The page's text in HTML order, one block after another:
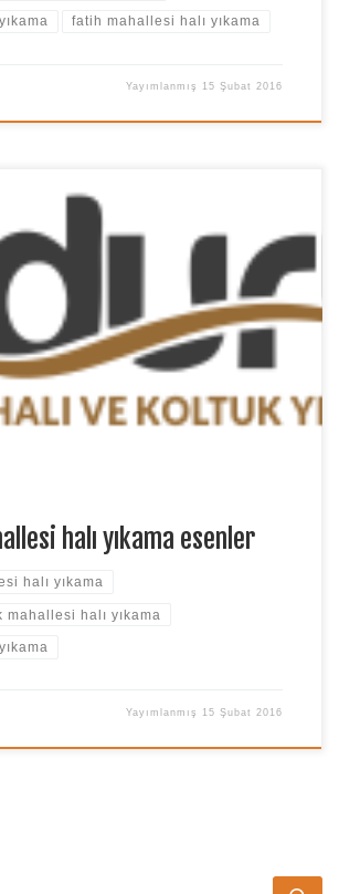
fatih mahallesi halı yıkama
Yayımlanmış 15 Şubat 2016
Birlik mahallesi halı yıkama Esenler halı
mahallesi halı yıkama. Merhaba sevgili
sakinleri Duru halı yıkama Birlik
sayfamıza hoş geldiniz. Esenler halı
halı yıkama firması birlik mahallesi ve
siz değerli müşterilerinin
[…]
halı yıkama esenler
halı yıkama
halı yıkama
Yayımlanmış 15 Şubat 2016